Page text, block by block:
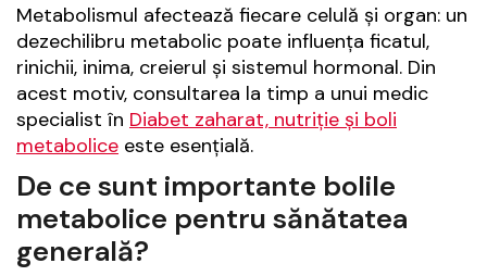
Metabolismul afectează fiecare celulă și organ: un
dezechilibru metabolic poate influența ficatul,
rinichii, inima, creierul și sistemul hormonal. Din
acest motiv, consultarea la timp a unui medic
specialist în Diabet zaharat, nutriție și boli
metabolice este esențială.
De ce sunt importante bolile
metabolice pentru sănătatea
generală?